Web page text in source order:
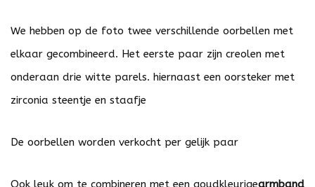
We hebben op de foto twee verschillende oorbellen met
elkaar gecombineerd. Het eerste paar zijn creolen met
onderaan drie witte parels. hiernaast een oorsteker met
zirconia steentje en staafje
De oorbellen worden verkocht per gelijk paar
Ook leuk om te combineren met een goudkleurigearmband